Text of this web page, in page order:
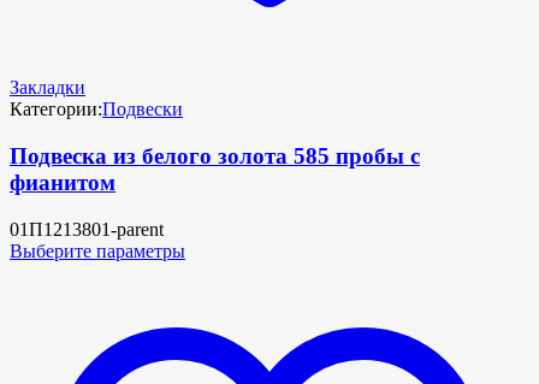
Закладки
Категории:Подвески
Подвеска из белого золота 585 пробы с
фианитом
01П1213801-parent
Выберите параметры